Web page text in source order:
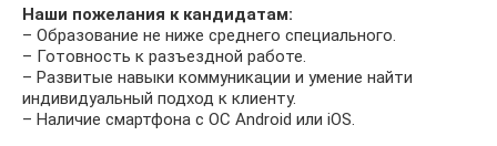
Наши пожелания к кандидатам:
– Образование не ниже среднего специального.
– Готовность к разъездной работе.
– Развитые навыки коммуникации и умение найти
индивидуальный подход к клиенту.
– Наличие смартфона с ОС Android или iOS.